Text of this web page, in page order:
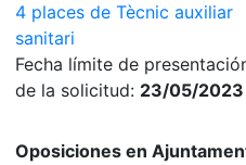
4 places de Tècnic auxiliar
sanitari
Fecha límite de
de la solicitud: 23/05/2023
Oposiciones en